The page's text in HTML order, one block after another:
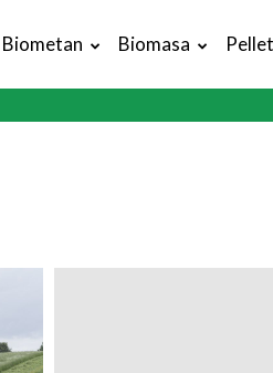
Biometan Biomasa Pellet